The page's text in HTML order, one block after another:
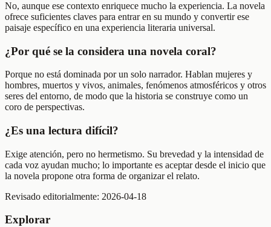
No, aunque ese contexto enriquece mucho la experiencia. La novela
ofrece suficientes claves para entrar en su mundo y convertir ese
paisaje específico en una experiencia literaria universal.
¿Por qué se la considera una novela coral?
Porque no está dominada por un solo narrador. Hablan mujeres y
hombres, muertos y vivos, animales, fenómenos atmosféricos y otros
seres del entorno, de modo que la historia se construye como un
coro de perspectivas.
¿Es una lectura difícil?
Exige atención, pero no hermetismo. Su brevedad y la intensidad de
cada voz ayudan mucho; lo importante es aceptar desde el inicio que
la novela propone otra forma de organizar el relato.
Revisado editorialmente: 2026-04-18
Explorar